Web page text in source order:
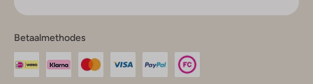
Betaalmethodes